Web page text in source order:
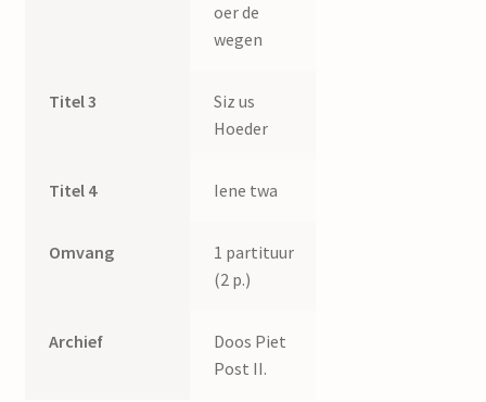
oer de
wegen
Titel 3
Siz us
Hoeder
Titel 4 Iene twa
Omvang
1 partituur
(2 p.)
Archief
Doos Piet
Post II.